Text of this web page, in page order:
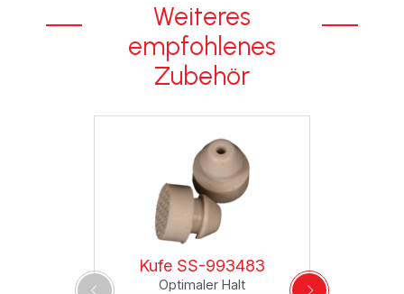
Weiteres
empfohlenes
Zubehör
Kufe SS-993483
Optimaler Halt